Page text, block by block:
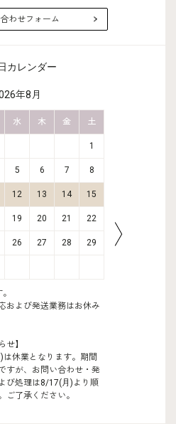
わせフォーム
カレンダー
年8月
水 木 金 土
1
5 6 7 8
12 13 14 15
19 20 21 22
26 27 28 29
および発送業務はお休み
せ】
休業となります。期間
すが、お問い合わせ・発
び処理は8/17(月)より順
ご了承ください。